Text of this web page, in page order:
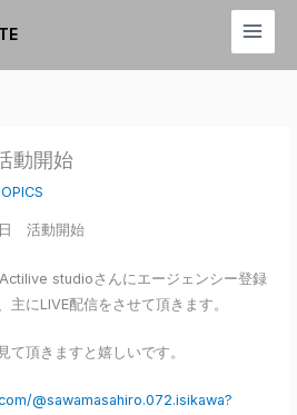
動開始
活動開始
studioさんにエージェンシー登録
主にLIVE配信をさせて頂きます。
て頂きますと嬉しいです。
@sawamasahiro.072.isikawa?